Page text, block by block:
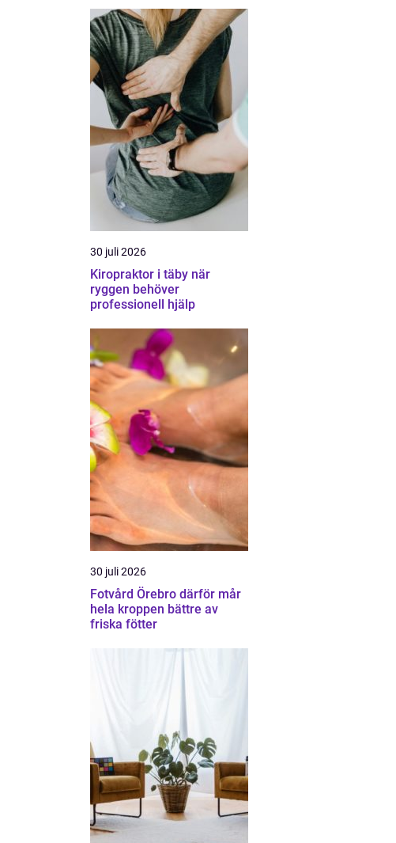
30 juli 2026
Kiropraktor i täby när
ryggen behöver
professionell hjälp
30 juli 2026
Fotvård Örebro därför mår
hela kroppen bättre av
friska fötter